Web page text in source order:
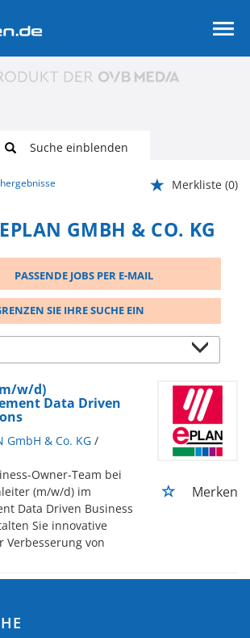
Suche einblenden
Merkliste (0)
GMBH & CO. KG
PASSENDE JOBS PER E-MAIL
SIE IHRE SUCHE EIN
w/d)
Data Driven
GmbH & Co. KG /
Owner-Team bei
(m/w/d) im
Data Driven Business
Sie innovative
Verbesserung von
Merken